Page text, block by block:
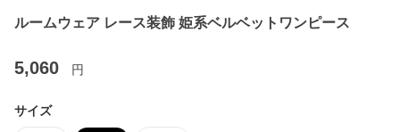
ルームウェア レース装飾 姫系ベルベットワンピース
5,060 円
サイズ